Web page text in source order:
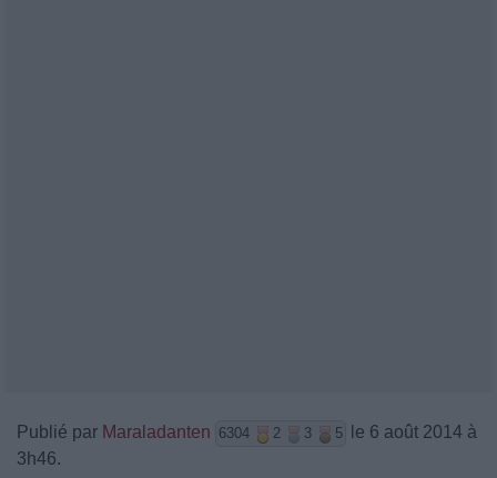
Publié par Maraladanten 6304 2 3 5
le 6 août 2014 à
3h46.